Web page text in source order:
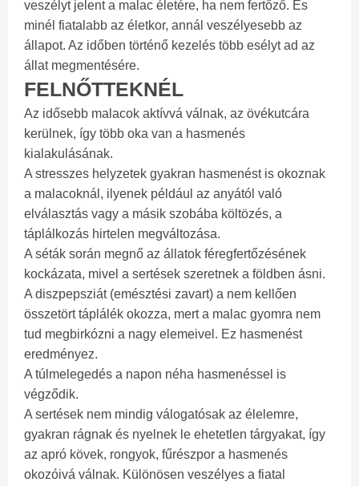
veszélyt jelent a malac életére, ha nem fertőző. És
minél fiatalabb az életkor, annál veszélyesebb az
állapot. Az időben történő kezelés több esélyt ad az
állat megmentésére.
FELNŐTTEKNÉL
Az idősebb malacok aktívvá válnak, az övékutcára
kerülnek, így több oka van a hasmenés
kialakulásának.
A stresszes helyzetek gyakran hasmenést is okoznak
a malacoknál, ilyenek például az anyától való
elválasztás vagy a másik szobába költözés, a
táplálkozás hirtelen megváltozása.
A séták során megnő az állatok féregfertőzésének
kockázata, mivel a sertések szeretnek a földben ásni.
A diszpepsziát (emésztési zavart) a nem kellően
összetört táplálék okozza, mert a malac gyomra nem
tud megbirkózni a nagy elemeivel. Ez hasmenést
eredményez.
A túlmelegedés a napon néha hasmenéssel is
végződik.
A sertések nem mindig válogatósak az élelemre,
gyakran rágnak és nyelnek le ehetetlen tárgyakat, így
az apró kövek, rongyok, fűrészpor a hasmenés
okozóivá válnak. Különösen veszélyes a fiatal